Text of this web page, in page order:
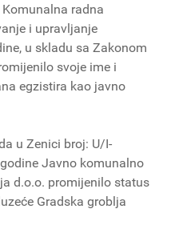
radna
i upravljanje
u skladu sa Zakonom
svoje ime i
egzistira kao javno
u Zenici broj: U/I-
Javno komunalno
d.o.o. promijenilo status
Gradska groblja